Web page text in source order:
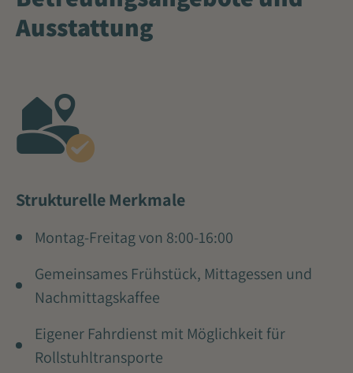
Ausstattung
Strukturelle Merkmale
Montag-Freitag von 8:00-16:00
Gemeinsames Frühstück, Mittagessen und
Nachmittagskaffee
Eigener Fahrdienst mit Möglichkeit für
Rollstuhltransporte